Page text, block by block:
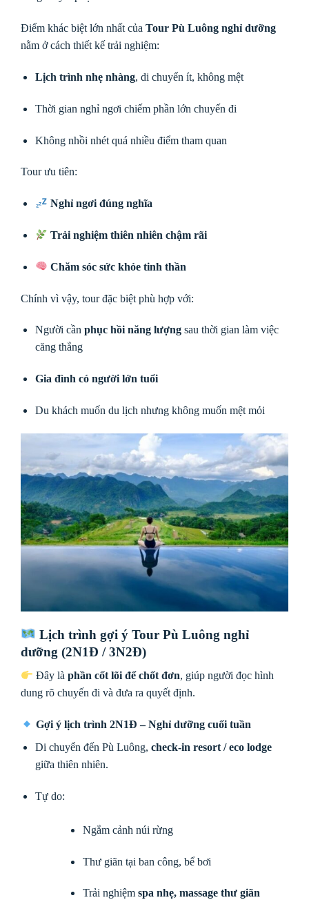
Điểm khác biệt lớn nhất của Tour Pù Luông nghỉ dưỡng
nằm ở cách thiết kế trải nghiệm:
Lịch trình nhẹ nhàng, di chuyển ít, không mệt
Thời gian nghỉ ngơi chiếm phần lớn chuyến đi
Không nhồi nhét quá nhiều điểm tham quan
Tour ưu tiên:
Nghỉ ngơi đúng nghĩa
Trải nghiệm thiên nhiên chậm rãi
Chăm sóc sức khỏe tinh thần
Chính vì vậy, tour đặc biệt phù hợp với:
Người cần phục hồi năng lượngsau thời gian làm việc
căng thẳng
Gia đình có người lớn tuổi
Du khách muốn du lịch nhưng không muốn mệt mỏi
Lịch trình gợi ý Tour Pù Luông nghỉ
dưỡng (2N1Đ / 3N2Đ)
Đây làphần cốt lõi để chốt đơn, giúp người đọc hình
dung rõ chuyến đi và đưa ra quyết định.
Gợi ý lịch trình 2N1Đ – Nghỉ dưỡng cuối tuần
Di chuyển đến Pù Luông, check-in resort / eco lodge
giữa thiên nhiên.
Tự do:
Ngắm cảnh núi rừng
Thư giãn tại ban công, bể bơi
Trải nghiệm spa nhẹ, massage thư giãn